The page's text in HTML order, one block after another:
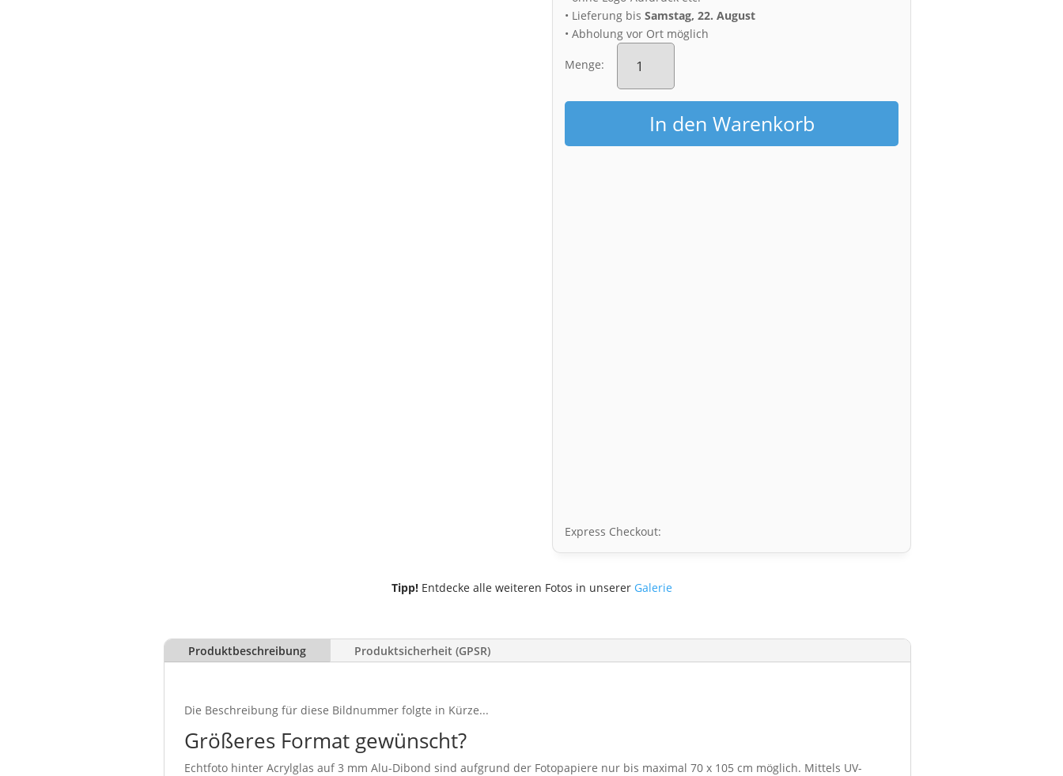
• Lieferung bisSamstag, 22. August
• Abholung vor Ort möglich
Menge:
Acryl
Board
Dresden
Skyline
Menge
In den Warenkorb
Express Checkout:
Tipp!Entdecke alle weiteren Fotos in unserer Galerie
Produktbeschreibung Produktsicherheit (GPSR)
Die Beschreibung für diese Bildnummer folgte in Kürze...
Größeres Format gewünscht?
Echtfoto hinter Acrylglas auf 3 mm Alu-Dibond sind aufgrund der Fotopapiere nur bis maximal 70 x 105 cm möglich. Mittels UV-